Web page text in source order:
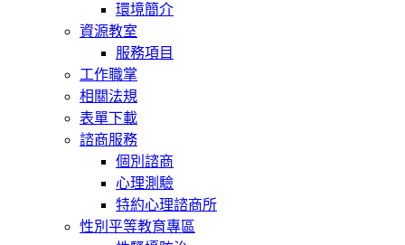
環境簡介
資源教室
服務項目
工作職掌
相關法規
表單下載
諮商服務
個別諮商
心理測驗
特約心理諮商所
性別平等教育專區